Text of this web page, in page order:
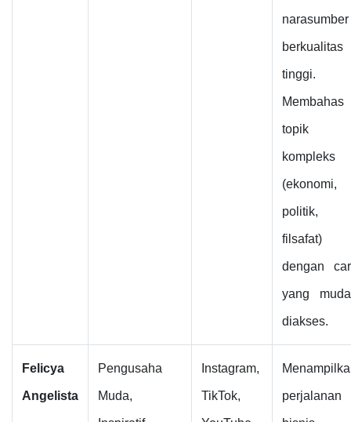
narasumber
berkualitas
tinggi.
Membahas
topik
kompleks
(ekonomi,
politik,
filsafat)
dengan
yang
diakses.
Felicya
Angelista
Pengusaha
Muda,
Instagram,
TikTok, perjalanan